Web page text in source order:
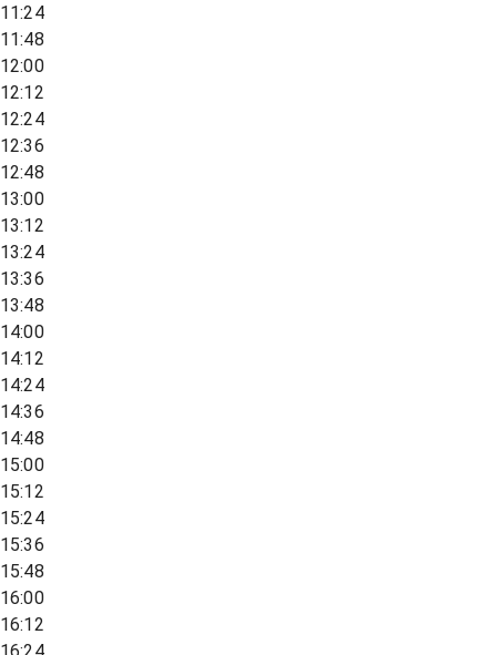
11:24
11:48
12:00
12:12
12:24
12:36
12:48
13:00
13:12
13:24
13:36
13:48
14:00
14:12
14:24
14:36
14:48
15:00
15:12
15:24
15:36
15:48
16:00
16:12